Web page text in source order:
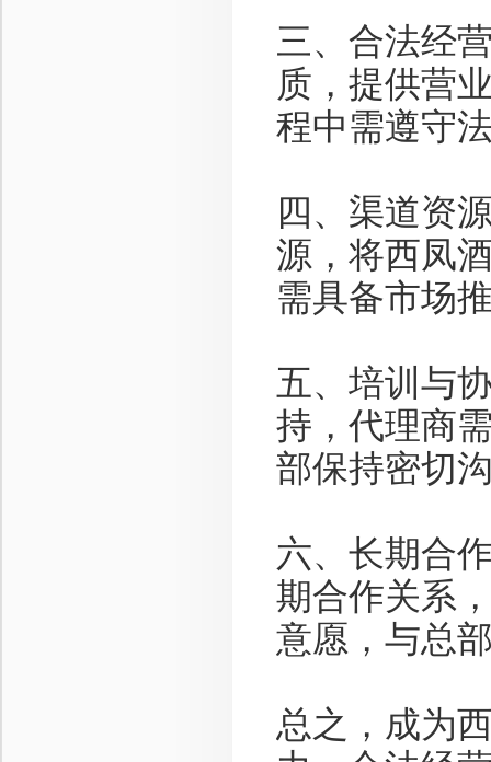
三、合法经
质，提供营
程中需遵守
四、渠道资
源，将西凤
需具备市场
五、培训与
持，代理商
部保持密切
六、长期合
期合作关系
意愿，与总
总之，成为